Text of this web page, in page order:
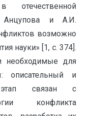
Анцупова и А.И.
возможно
науки» [1, с. 374].
необходимые для
описательный и
этап связан с
конфликта